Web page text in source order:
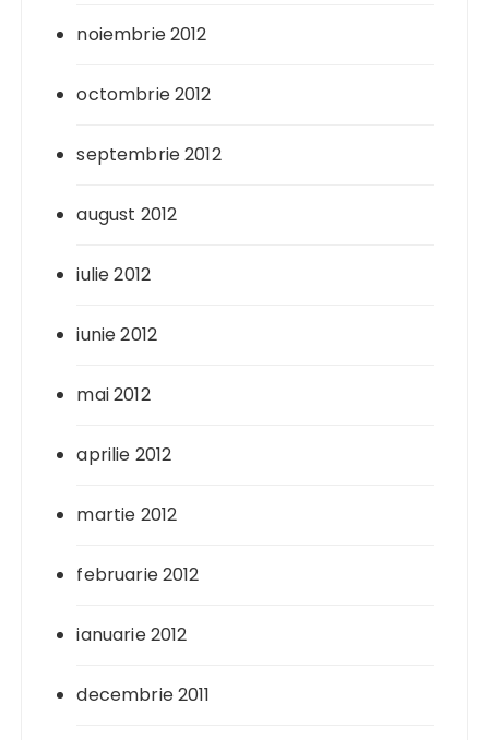
noiembrie 2012
octombrie 2012
septembrie 2012
august 2012
iulie 2012
iunie 2012
mai 2012
aprilie 2012
martie 2012
februarie 2012
ianuarie 2012
decembrie 2011